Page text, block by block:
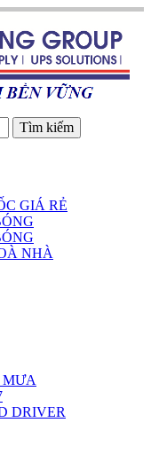
Tìm kiếm
GIÁ RẺ
NHÀ
MƯA
DRIVER